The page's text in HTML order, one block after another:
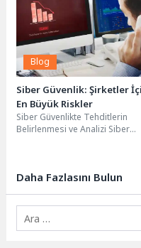
Blog
Siber Güvenlik: Şirketler
En Büyük Riskler
Siber Güvenlikte Tehditlerin
Belirlenmesi ve Analizi Siber
Daha Fazlasını Bulun